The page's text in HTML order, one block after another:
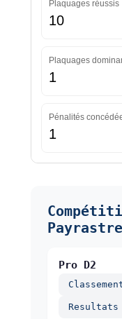
Plaquages réussis
10
Plaquages
1
Pénalités
1
Payrastre
Pro D2
Resultats